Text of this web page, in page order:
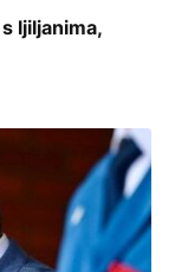
ljiljanima,